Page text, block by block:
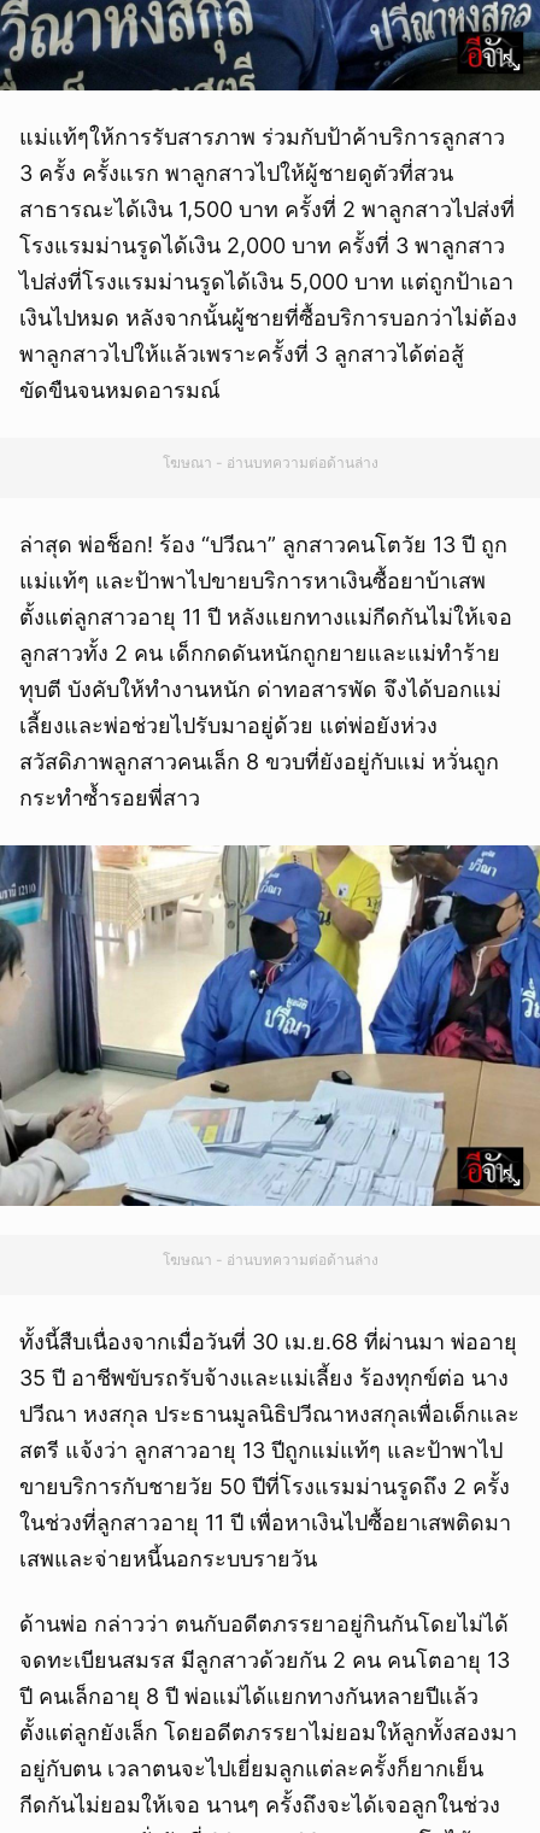
แม่แท้ๆให้การรับสารภาพ ร่วมกับป้าค้าบริการลูกสาว
3 ครั้ง ครั้งแรก พาลูกสาวไปให้ผู้ชายดูตัวที่สวน
สาธารณะได้เงิน 1,500 บาท ครั้งที่ 2 พาลูกสาวไปส่งที่
โรงแรมม่านรูดได้เงิน 2,000 บาท ครั้งที่ 3 พาลูกสาว
ไปส่งที่โรงแรมม่านรูดได้เงิน 5,000 บาท แต่ถูกป้าเอา
เงินไปหมด หลังจากนั้นผู้ชายที่ซื้อบริการบอกว่าไม่ต้อง
พาลูกสาวไปให้แล้วเพราะครั้งที่ 3 ลูกสาวได้ต่อสู้
ขัดขืนจนหมดอารมณ์
โฆษณา - อ่านบทความต่อด้านล่าง
ล่าสุด พ่อช็อก! ร้อง “ปวีณา” ลูกสาวคนโตวัย 13 ปี ถูก
แม่แท้ๆ และป้าพาไปขายบริการหาเงินซื้อยาบ้าเสพ
ตั้งแต่ลูกสาวอายุ 11 ปี หลังแยกทางแม่กีดกันไม่ให้เจอ
ลูกสาวทั้ง 2 คน เด็กกดดันหนักถูกยายและแม่ทำร้าย
ทุบตี บังคับให้ทำงานหนัก ด่าทอสารพัด จึงได้บอกแม่
เลี้ยงและพ่อช่วยไปรับมาอยู่ด้วย แต่พ่อยังห่วง
สวัสดิภาพลูกสาวคนเล็ก 8 ขวบที่ยังอยู่กับแม่ หวั่นถูก
กระทำซ้ำรอยพี่สาว
โฆษณา - อ่านบทความต่อด้านล่าง
ทั้งนี้สืบเนื่องจากเมื่อวันที่ 30 เม.ย.68 ที่ผ่านมา พ่ออายุ
35 ปี อาชีพขับรถรับจ้างและแม่เลี้ยง ร้องทุกข์ต่อ นาง
ปวีณา หงสกุล ประธานมูลนิธิปวีณาหงสกุลเพื่อเด็กและ
สตรี แจ้งว่า ลูกสาวอายุ 13 ปีถูกแม่แท้ๆ และป้าพาไป
ขายบริการกับชายวัย 50 ปีที่โรงแรมม่านรูดถึง 2 ครั้ง
ในช่วงที่ลูกสาวอายุ 11 ปี เพื่อหาเงินไปซื้อยาเสพติดมา
เสพและจ่ายหนี้นอกระบบรายวัน
ด้านพ่อ กล่าวว่า ตนกับอดีตภรรยาอยู่กินกันโดยไม่ได้
จดทะเบียนสมรส มีลูกสาวด้วยกัน 2 คน คนโตอายุ 13
ปี คนเล็กอายุ 8 ปี พ่อแม่ได้แยกทางกันหลายปีแล้ว
ตั้งแต่ลูกยังเล็ก โดยอดีตภรรยาไม่ยอมให้ลูกทั้งสองมา
อยู่กับตน เวลาตนจะไปเยี่ยมลูกแต่ละครั้งก็ยากเย็น
กีดกันไม่ยอมให้เจอ นานๆ ครั้งถึงจะได้เจอลูกในช่วง